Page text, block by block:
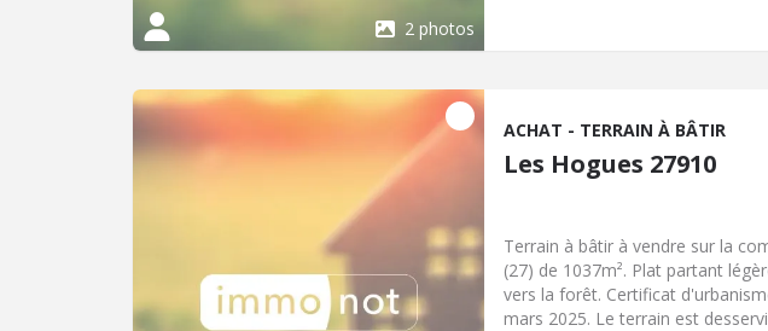
2 photos
ACHAT - TERRAIN À BÂTIR
Les Hogues 27910
Terrain à bâtir à vendre sur la
(27) de 1037m². Plat partant
vers la forêt. Certificat
mars 2025. Le terrain est